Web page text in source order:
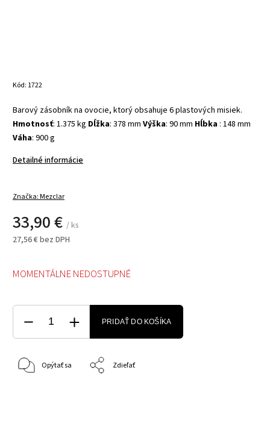
Kód: 1722
Barový zásobník na ovocie, ktorý obsahuje 6 plastových misiek.
Hmotnosť: 1.375 kg Dĺžka: 378 mm Výška: 90 mm Hĺbka : 148 mm
Váha: 900 g
Detailné informácie
Značka:Mezclar
33,90 € / ks
27,56 € bez DPH
MOMENTÁLNE NEDOSTUPNÉ
PRIDAŤ DO KOŠÍKA
Opýtať sa Zdieľať